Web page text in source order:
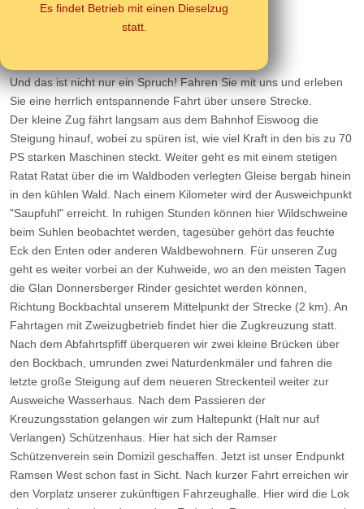
Personenzügen durch den Stumpfwald.
Und das ist nicht nur ein Spruch! Fahren Sie mit uns und erleben
Sie eine herrlich entspannende Fahrt über unsere Strecke.
Der kleine Zug fährt langsam aus dem Bahnhof Eiswoog die
Steigung hinauf, wobei zu spüren ist, wie viel Kraft in den bis zu 70
PS starken Maschinen steckt. Weiter geht es mit einem stetigen
Ratat Ratat über die im Waldboden verlegten Gleise bergab hinein
in den kühlen Wald. Nach einem Kilometer wird der Ausweichpunkt
"Saupfuhl" erreicht. In ruhigen Stunden können hier Wildschweine
beim Suhlen beobachtet werden, tagesüber gehört das feuchte
Eck den Enten oder anderen Waldbewohnern. Für unseren Zug
geht es weiter vorbei an der Kuhweide, wo an den meisten Tagen
die Glan Donnersberger Rinder gesichtet werden können,
Richtung Bockbachtal unserem Mittelpunkt der Strecke (2 km). An
Fahrtagen mit Zweizugbetrieb findet hier die Zugkreuzung statt.
Nach dem Abfahrtspfiff überqueren wir zwei kleine Brücken über
den Bockbach, umrunden zwei Naturdenkmäler und fahren die
letzte große Steigung auf dem neueren Streckenteil weiter zur
Ausweiche Wasserhaus. Nach dem Passieren der
Kreuzungsstation gelangen wir zum Haltepunkt (Halt nur auf
Verlangen) Schützenhaus. Hier hat sich der Ramser
Schützenverein sein Domizil geschaffen. Jetzt ist unser Endpunkt
Ramsen West schon fast in Sicht. Nach kurzer Fahrt erreichen wir
den Vorplatz unserer zukünftigen Fahrzeughalle. Hier wird die Lok
Es findet Betrieb mit einen Dieselzug
statt.